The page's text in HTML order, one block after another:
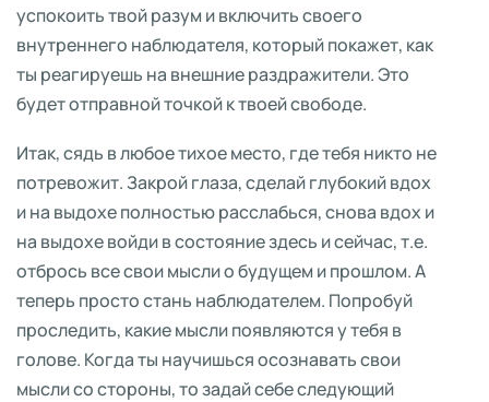
успокоить твой разум и включить своего
внутреннего наблюдателя, который покажет, как
ты реагируешь на внешние раздражители. Это
будет отправной точкой к твоей свободе.
Итак, сядь в любое тихое место, где тебя никто не
потревожит. Закрой глаза, сделай глубокий вдох
и на выдохе полностью расслабься, снова вдох и
на выдохе войди в состояние здесь и сейчас, т.е.
отбрось все свои мысли о будущем и прошлом. А
теперь просто стань наблюдателем. Попробуй
проследить, какие мысли появляются у тебя в
голове. Когда ты научишься осознавать свои
мысли со стороны, то задай себе следующий